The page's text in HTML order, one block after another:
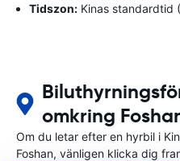
Tidszon: Kinas standardtid
omkring
Om du letar efter en hyrbil i
Foshan, vänligen klicka dig